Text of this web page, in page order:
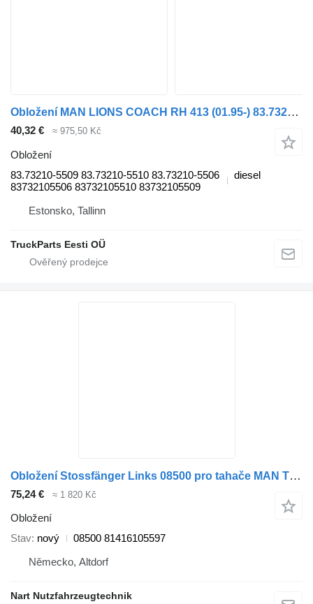
Obložení MAN LIONS COACH RH 413 (01.95-) 83.73210-5509 pro autobusy MAN Lion's bus (1991-)
40,32 € ≈ 975,50 Kč
Obložení
83.73210-5509 83.73210-5510 83.73210-5506
83732105506 83732105510 83732105509
diesel
Estonsko, Tallinn
TruckParts Eesti OÜ
Obložení Stossfänger Links 08500 pro tahače MAN TGA TGS
75,24 € ≈ 1 820 Kč
Obložení
Stav nový
08500 81416105597
Německo, Altdorf
Nart Nutzfahrzeugtechnik